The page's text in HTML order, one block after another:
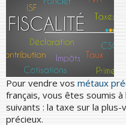
Pour vendre vos métaux
français, vous êtes soumis à
suivants : la taxe sur la
précieux.